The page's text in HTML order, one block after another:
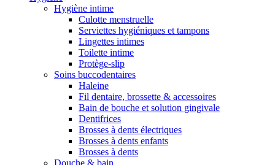
Hygiène intime
Culotte menstruelle
Serviettes hygiéniques et tampons
Lingettes intimes
Toilette intime
Protège-slip
Soins buccodentaires
Haleine
Fil dentaire, brossette & accessoires
Bain de bouche et solution gingivale
Dentifrices
Brosses à dents électriques
Brosses à dents enfants
Brosses à dents
Douche & bain